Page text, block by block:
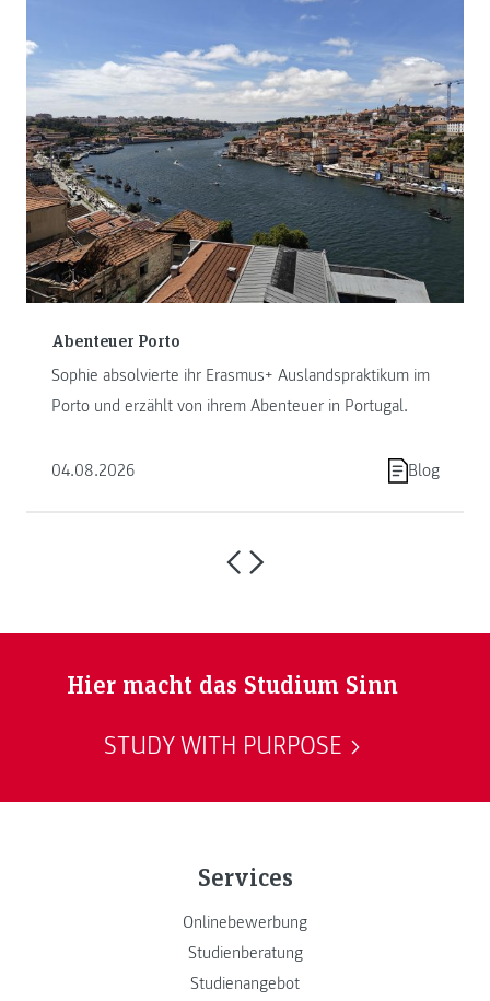
Abenteuer Porto
Sophie absolvierte ihr Erasmus+ Auslandspraktikum im
Porto und erzählt von ihrem Abenteuer in Portugal.
04.08.2026 Blog
Hier macht das Studium Sinn
STUDY WITH PURPOSE
Services
Onlinebewerbung
Studienberatung
Studienangebot